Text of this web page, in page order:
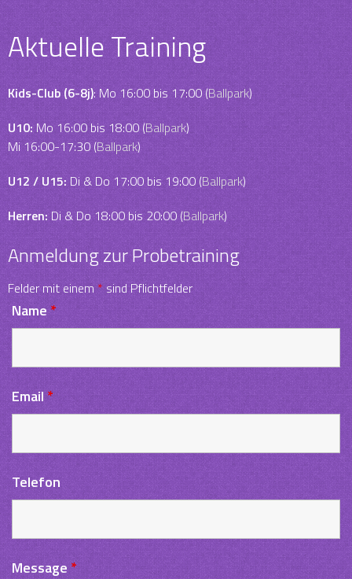
Aktuelle Training
Kids-Club (6-8j): Mo 16:00 bis 17:00 (Ballpark)
U10: Mo 16:00 bis 18:00 (Ballpark)
Mi 16:00-17:30 (Ballpark)
U12 / U15: Di & Do 17:00 bis 19:00 (Ballpark)
Herren:Di & Do 18:00 bis 20:00 (Ballpark)
Anmeldung zur Probetraining
Felder mit einem *sind Pflichtfelder
Name *
Email*
Telefon
Message *